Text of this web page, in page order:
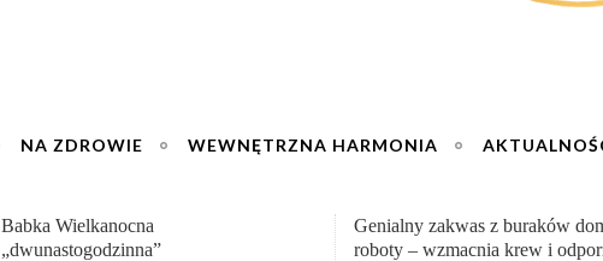
NA ZDROWIE WEWNĘTRZNA HARMONIA
Genialny zakwas z buraków domowej
roboty – wzmacnia krew i odporność
„Przemiana” Podróż do siły i